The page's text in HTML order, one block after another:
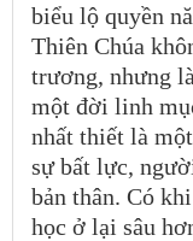
biểu lộ quyền
Thiên Chúa
trương, nhưng
một đời linh
nhất thiết là
sự bất lực,
bản thân. Có
học ở lại sâu